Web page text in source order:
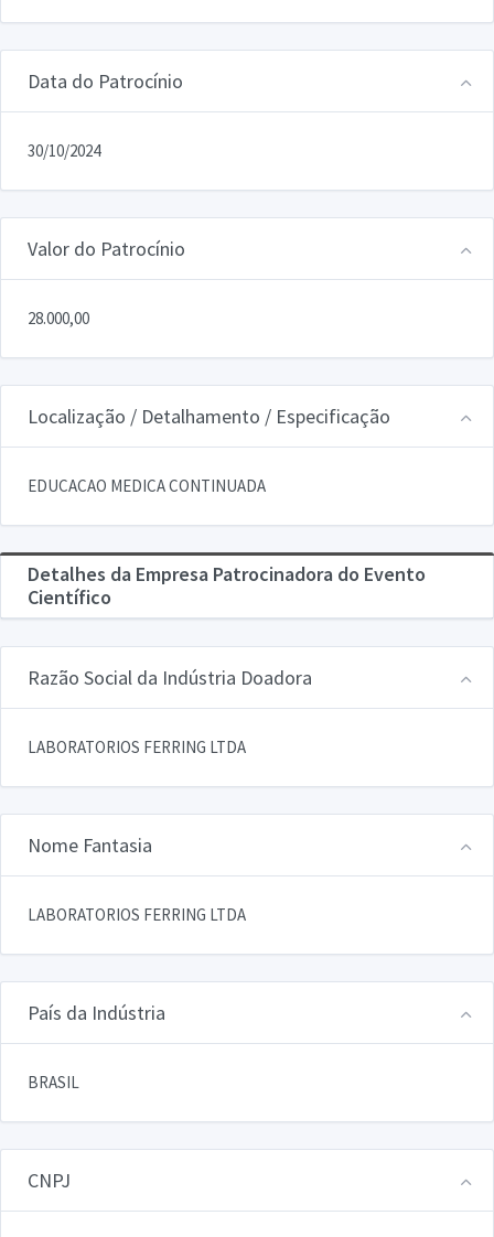
Data do Patrocínio
30/10/2024
Valor do Patrocínio
28.000,00
Localização / Detalhamento / Especificação
EDUCACAO MEDICA CONTINUADA
Detalhes da Empresa Patrocinadora do Evento
Científico
Razão Social da Indústria Doadora
LABORATORIOS FERRING LTDA
Nome Fantasia
LABORATORIOS FERRING LTDA
País da Indústria
BRASIL
CNPJ